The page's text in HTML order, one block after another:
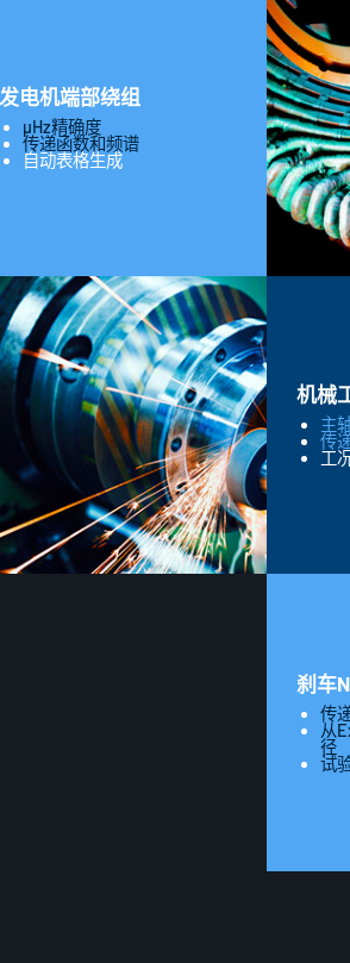
发电机端部绕组
µHz精确度
传递函数和频谱
自动表格生成
机械
主
传
工
刹车
传
从
径
试